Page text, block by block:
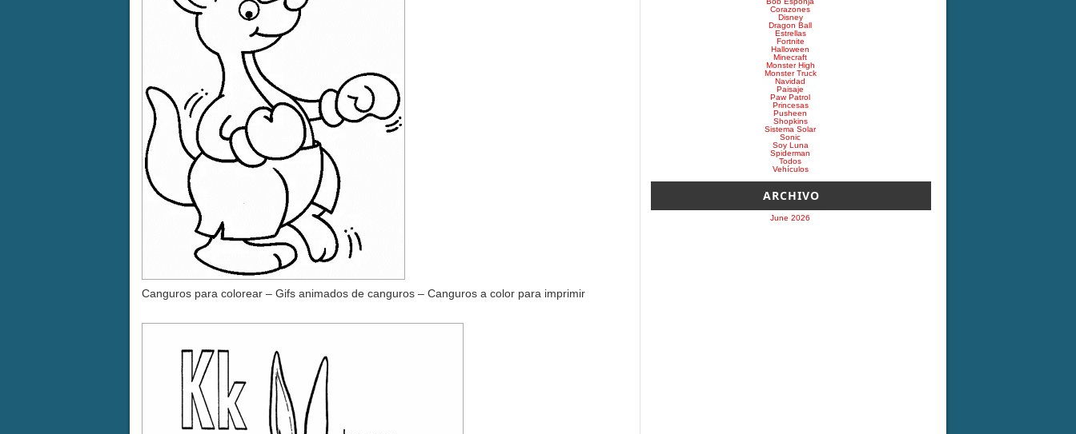
Canguros para colorear – Gifs animados de canguros – Canguros a color para imprimir
Corazones
Disney
Dragon Ball
Estrellas
Fortnite
Halloween
Minecraft
Monster High
Monster Truck
Navidad
Paisaje
Paw Patrol
Princesas
Pusheen
Shopkins
Sistema Solar
Sonic
Soy Luna
Spiderman
Todos
Vehículos
ARCHIVO
June 2026